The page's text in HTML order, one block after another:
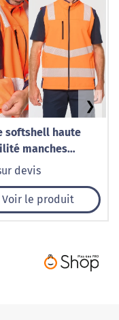
softshell haute
manches
unisexe
devis
Voir le produit
❯